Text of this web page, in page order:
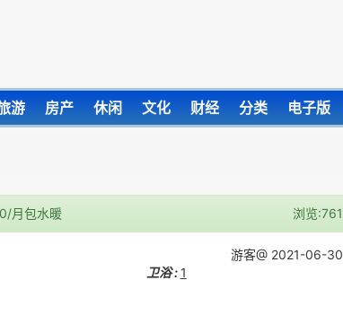
游 房产 休闲 文化 财经 分类 电子版
月包水暖 浏览:761
游客@ 2021-06-30
卫浴 : 1